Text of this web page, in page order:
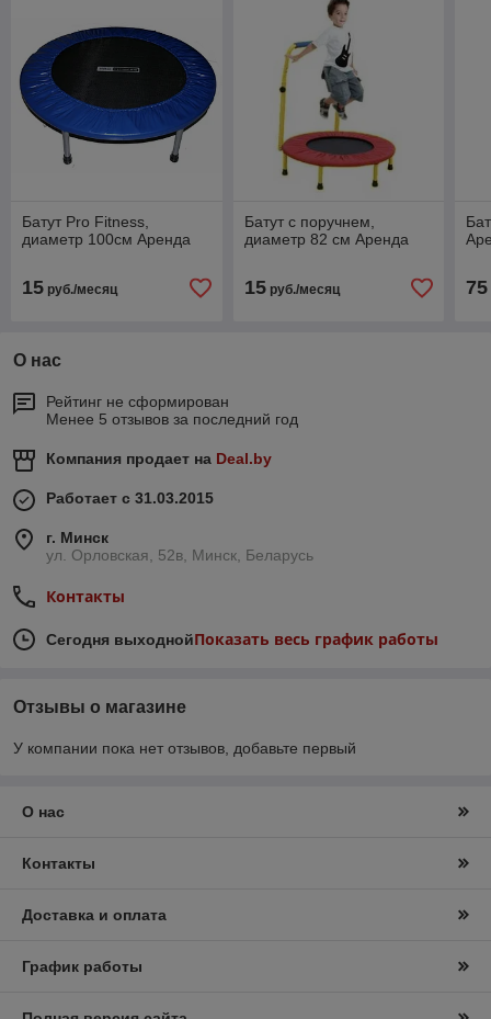
Батут Pro Fitness,
диаметр 100см Аренда
15 руб./месяц
Батут с поручнем,
диаметр 82 см Аренда
15руб./месяц 75
О нас
Рейтинг не сформирован
Менее 5 отзывов за последний год
Компания продает на Deal.by
Работает с 31.03.2015
г. Минск
ул. Орловская, 52в, Минск, Беларусь
Контакты
Сегодня выходнойПоказать весь график работы
Отзывы о магазине
У компании пока нет отзывов, добавьте первый
О нас
Контакты
Доставка и оплата
График работы